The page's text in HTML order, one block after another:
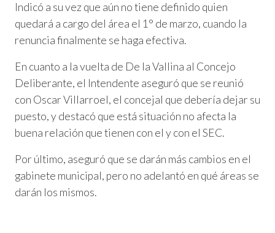
Indicó a su vez que aún no tiene definido quien
quedará a cargo del área el 1° de marzo, cuando la
renuncia finalmente se haga efectiva.
En cuanto a la vuelta de De la Vallina al Concejo
Deliberante, el Intendente aseguró que se reunió
con Oscar Villarroel, el concejal que debería dejar su
puesto, y destacó que está situación no afecta la
buena relación que tienen con el y con el SEC.
Por último, aseguró que se darán más cambios en el
gabinete municipal, pero no adelantó en qué áreas se
darán los mismos.